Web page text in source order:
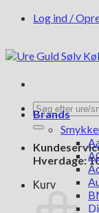
FortsætLog ind /
Søg
efter:
Hverdage:
Kurv
Brands